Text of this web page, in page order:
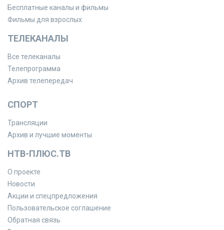
Бесплатные каналы и фильмы
Фильмы для взрослых
ТЕЛЕКАНАЛЫ
Все телеканалы
Телепрограмма
Архив телепередач
СПОРТ
Трансляции
Архив и лучшие моменты
НТВ-ПЛЮС.ТВ
О проекте
Новости
Акции и спецпредложения
Пользовательское соглашение
Обратная связь